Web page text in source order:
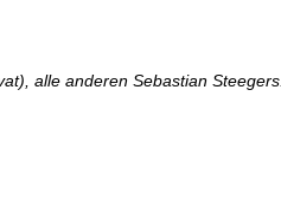
alle anderen Sebastian Steegers.